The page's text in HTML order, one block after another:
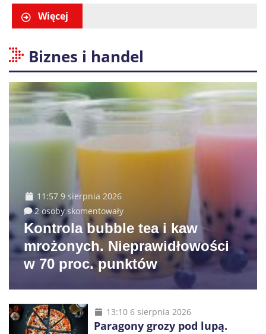
Więcej
Biznes i handel
11:57 9 sierpnia 2026
2 osoby skomentowały
Kontrola bubble tea i kaw
mrożonych. Nieprawidłowości
w 70 proc. punktów
13:10 6 sierpnia 2026
Paragony grozy pod lupą.